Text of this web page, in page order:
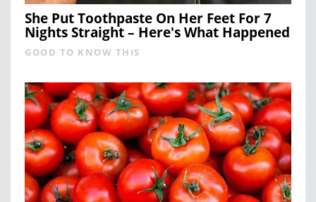
She Put Toothpaste On Her Feet For 7
Nights Straight – Here's What Happened
GOOD TO KNOW THIS